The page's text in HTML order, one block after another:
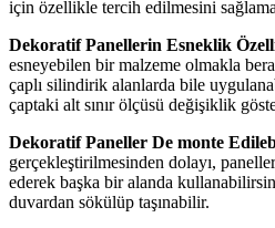
için özellikle tercih edilmesini
Dekoratif Panellerin Esneklik
esneyebilen bir malzeme olmakla
çaplı silindirik alanlarda bile
çaptaki alt sınır ölçüsü değişiklik
Dekoratif Paneller De monte
gerçekleştirilmesinden dolayı,
ederek başka bir alanda
duvardan sökülüp taşınabilir.